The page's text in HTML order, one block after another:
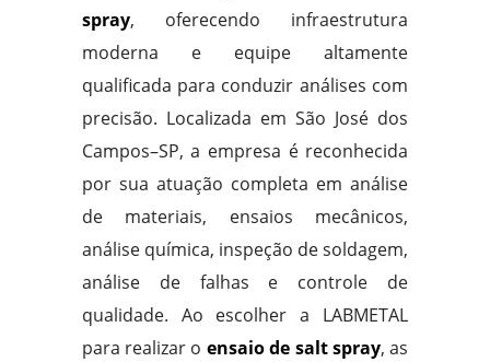
spray, oferecendo infraestrutura
moderna e equipe altamente
qualificada para conduzir análises com
precisão. Localizada em São José dos
Campos–SP, a empresa é reconhecida
por sua atuação completa em análise
de materiais, ensaios mecânicos,
análise química, inspeção de soldagem,
análise de falhas e controle de
qualidade. Ao escolher a LABMETAL
para realizar o ensaio de salt spray, as